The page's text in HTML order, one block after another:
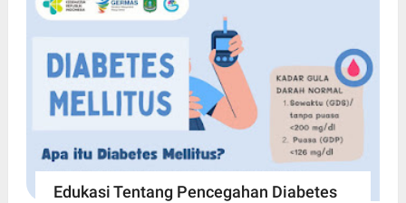
Edukasi Tentang Pencegahan Diabetes